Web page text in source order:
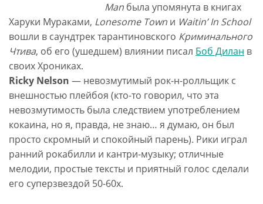
Man была упомянута в книгах
Харуки Мураками, Lonesome Town и Waitin’ In School
вошли в саундтрек тарантиновского Криминального
Чтива, об его (ушедшем) влиянии писал Боб Дилан в
своих Хрониках.
Ricky Nelson — невозмутимый рок-н-ролльщик с
внешностью плейбоя (кто-то говорил, что эта
невозмутимость была следствием употреблением
кокаина, но я, правда, не знаю… я думаю, он был
просто скромный и спокойный парень). Рики играл
ранний рокабилли и кантри-музыку; отличные
мелодии, простые тексты и приятный голос сделали
его суперзвездой 50-60х.